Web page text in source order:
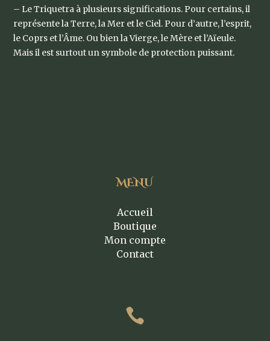
– Le Triquetra à plusieurs significations. Pour certains, il
représente la Terre, la Mer et le Ciel. Pour d’autre, l’esprit,
le Coprs et l’Âme. Ou bien la Vierge, le Mère et l’Aïeule.
Mais il est surtout un symbole de protection puissant.
MENU
Accueil
Boutique
Mon compte
Contact
